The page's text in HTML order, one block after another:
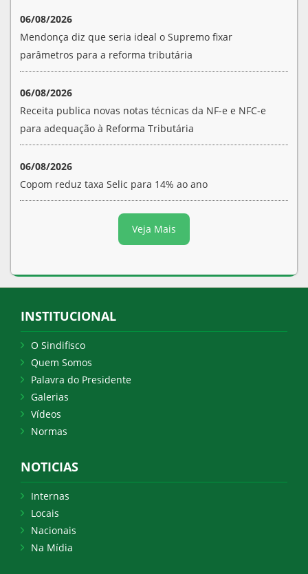
06/08/2026
Mendonça diz que seria ideal o Supremo fixar
parâmetros para a reforma tributária
06/08/2026
Receita publica novas notas técnicas da NF-e e NFC-e
para adequação à Reforma Tributária
06/08/2026
Copom reduz taxa Selic para 14% ao ano
Veja Mais
INSTITUCIONAL
O Sindifisco
Quem Somos
Palavra do Presidente
Galerias
Vídeos
Normas
NOTICIAS
Internas
Locais
Nacionais
Na Mídia